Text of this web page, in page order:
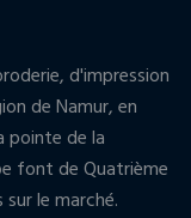
d'impression
de Namur, en
pointe de la
font de Quatrième
le marché.